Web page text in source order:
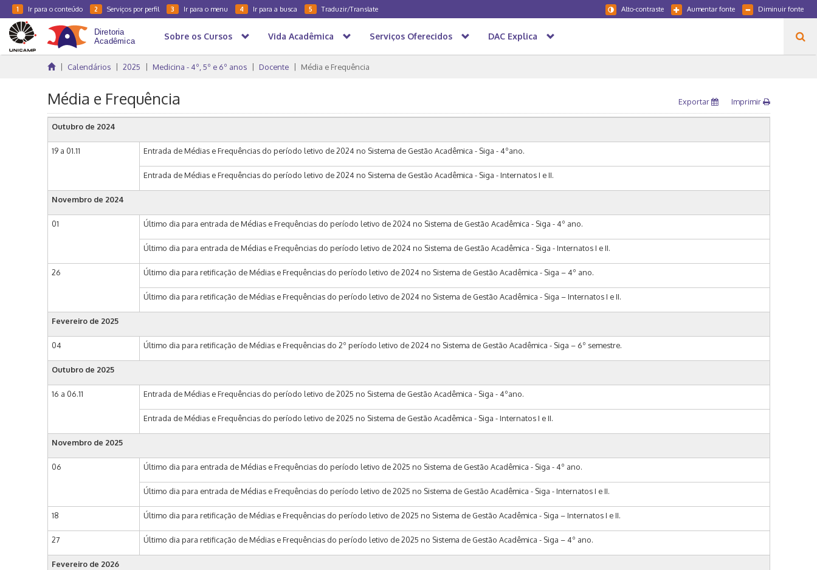
1 Ir para o conteúdo 2 Serviços por perfil 3 Ir para o menu 4 Ir para a busca 5 Traduzir/Translate Diminuir fonte
Aumentar fonte
Alto-contraste
Sobre os Cursos Vida Acadêmica Serviços Oferecidos DAC Explica
Calendários 2025 Medicina - 4º, 5º e 6º anos Docente Média e Frequência
Média e Frequência Imprimir
Exportar
Outubro de 2024
19 a 01.11 Entrada de Médias e Frequências do período letivo de 2024 no Sistema de Gestão Acadêmica - Siga - 4ºano.
Entrada de Médias e Frequências do período letivo de 2024 no Sistema de Gestão Acadêmica - Siga - Internatos I e II.
Novembro de 2024
01 Último dia para entrada de Médias e Frequências do período letivo de 2024 no Sistema de Gestão Acadêmica - Siga - 4º ano.
Último dia para entrada de Médias e Frequências do período letivo de 2024 no Sistema de Gestão Acadêmica - Siga - Internatos I e II.
26 Último dia para retificação de Médias e Frequências do período letivo de 2024 no Sistema de Gestão Acadêmica - Siga – 4º ano.
Último dia para retificação de Médias e Frequências do período letivo de 2024 no Sistema de Gestão Acadêmica - Siga – Internatos I e II.
Fevereiro de 2025
04 Último dia para retificação de Médias e Frequências do 2º período letivo de 2024 no Sistema de Gestão Acadêmica - Siga – 6º semestre.
Outubro de 2025
16 a 06.11 Entrada de Médias e Frequências do período letivo de 2025 no Sistema de Gestão Acadêmica - Siga - 4ºano.
Entrada de Médias e Frequências do período letivo de 2025 no Sistema de Gestão Acadêmica - Siga - Internatos I e II.
Novembro de 2025
06 Último dia para entrada de Médias e Frequências do período letivo de 2025 no Sistema de Gestão Acadêmica - Siga - 4º ano.
Último dia para entrada de Médias e Frequências do período letivo de 2025 no Sistema de Gestão Acadêmica - Siga - Internatos I e II.
18 Último dia para retificação de Médias e Frequências do período letivo de 2025 no Sistema de Gestão Acadêmica - Siga – Internatos I e II.
27 Último dia para retificação de Médias e Frequências do período letivo de 2025 no Sistema de Gestão Acadêmica - Siga – 4º ano.
Fevereiro de 2026